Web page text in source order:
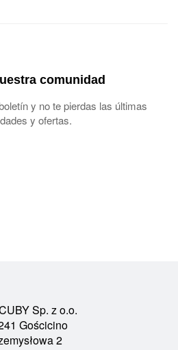
comunidad
y no te pierdas las últimas
y ofertas.
Sp. z o.o.
Gościcino
2